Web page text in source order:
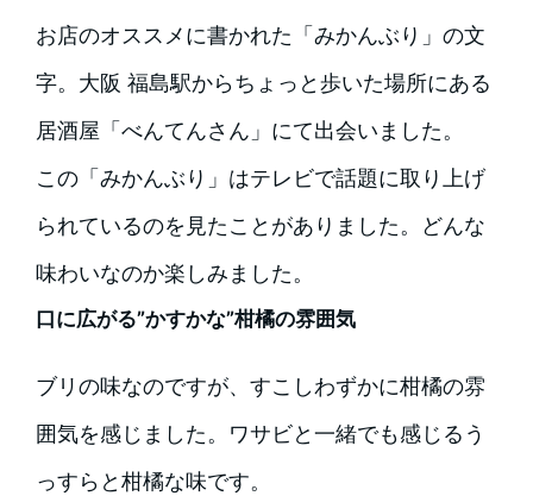
お店のオススメに書かれた「みかんぶり」の文
字。大阪 福島駅からちょっと歩いた場所にある
居酒屋「べんてんさん」にて出会いました。
この「みかんぶり」はテレビで話題に取り上げ
られているのを見たことがありました。どんな
味わいなのか楽しみました。
口に広がる”かすかな”柑橘の雰囲気
ブリの味なのですが、すこしわずかに柑橘の雰
囲気を感じました。ワサビと一緒でも感じるう
っすらと柑橘な味です。